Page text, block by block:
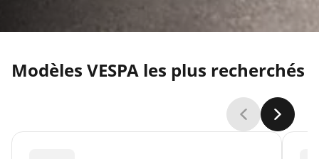
Modèles VESPA les plus recherchés